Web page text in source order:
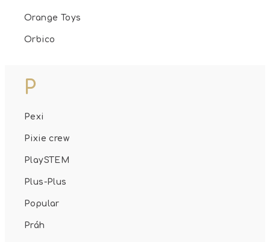
Orange Toys
Orbico
P
Pexi
Pixie crew
PlaySTEM
Plus-Plus
Popular
Práh